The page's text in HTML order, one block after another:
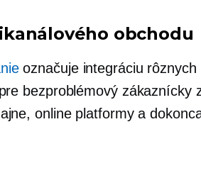
obchodu
označuje integráciu rôznych
bezproblémový zákaznícky
online platformy a